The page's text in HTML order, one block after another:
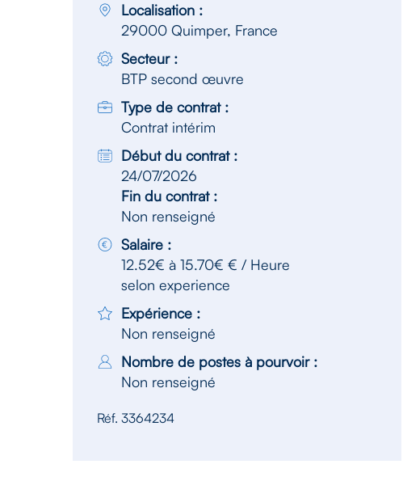
Localisation :
29000 Quimper, France
Secteur :
BTP second œuvre
Type de contrat :
Contrat intérim
Début du contrat :
24/07/2026
Fin du contrat :
Non renseigné
Salaire :
12.52€ à 15.70€ € / Heure
selon experience
Expérience :
Non renseigné
Nombre de postes à pourvoir :
Non renseigné
Réf. 3364234